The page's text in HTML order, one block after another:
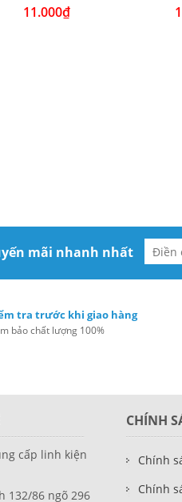
11.000₫
mãi nhanh nhất
tra trước khi giao hàng
bảo chất lượng 100%
cấp linh kiện
132/86 ngõ 296
CHÍNH
Chính
Chính